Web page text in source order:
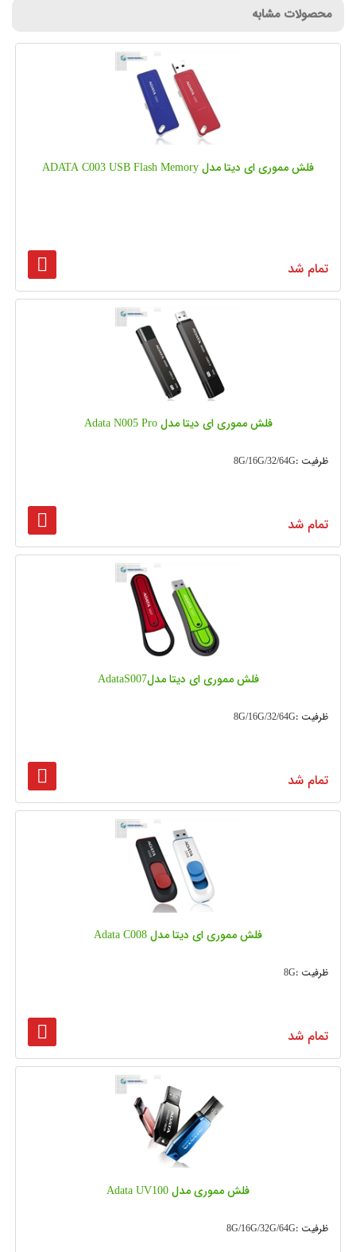
محصولات مشابه
فلش مموری ای دیتا مدل ADATA C003 USB Flash Memory
تمام شد
فلش مموری ای دیتا مدل Adata N005 Pro
ظرفیت :8G/16G/32/64G
تمام شد
فلش مموری ای دیتا مدلAdataS007
ظرفیت :8G/16G/32/64G
تمام شد
فلش مموری ای دیتا مدل Adata C008
ظرفیت :8G
تمام شد
فلش مموری مدل Adata UV100
ظرفیت :8G/16G/32G/64G